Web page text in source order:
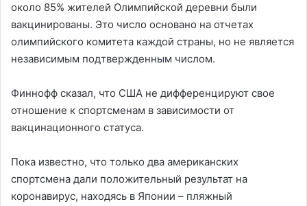
около 85% жителей Олимпийской деревни были
вакцинированы. Это число основано на отчетах
олимпийского комитета каждой страны, но не является
независимым подтвержденным числом.
Финнофф сказал, что США не дифференцируют свое
отношение к спортсменам в зависимости от
вакцинационного статуса.
Пока известно, что только два американских
спортсмена дали положительный результат на
коронавирус, находясь в Японии – пляжный